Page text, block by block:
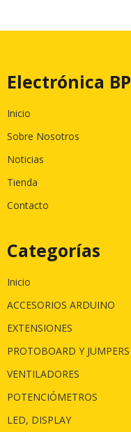
Electrónica BP
Inicio
Sobre Nosotros
Noticias
Tienda
Contacto
Categorías
Inicio
ACCESORIOS ARDUINO
EXTENSIONES
PROTOBOARD Y JUMPERS
VENTILADORES
POTENCIÓMETROS
LED, DISPLAY